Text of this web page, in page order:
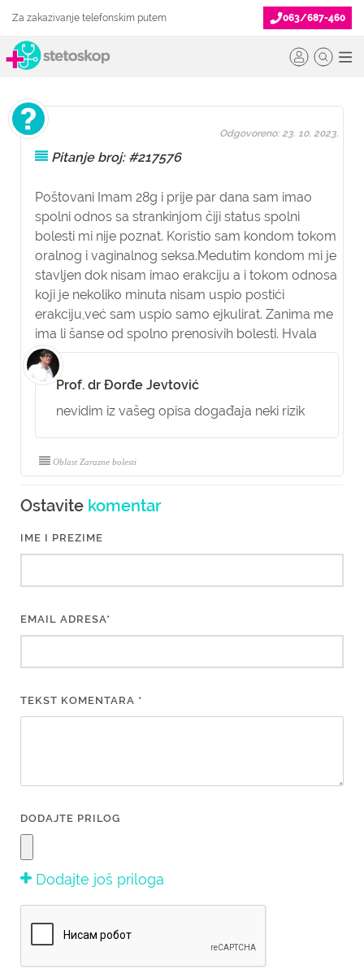
Za zakazivanje telefonskim putem 063/687-460
Pitanje broj: #217576
Poštovani Imam 28g i prije par dana sam imao
spolni odnos sa strankinjom čiji status spolni
bolesti mi nije poznat. Koristio sam kondom tokom
oralnog i vaginalnog seksa.Medutim kondom mi je
stavljen dok nisam imao erakciju a i tokom odnosa
koji je nekoliko minuta nisam uspio postići
erakciju,već sam uspio samo ejkulirat. Zanima me
ima li šanse od spolno prenosivih bolesti. Hvala
Odgovoreno: 23. 10. 2023.
Prof. dr Đorđe Jevtović
nevidim iz vašeg opisa događaja neki rizik
Oblast Zarazne bolesti
Ostavite komentar
IME I PREZIME
EMAIL ADRESA*
TEKST KOMENTARA *
DODAJTE PRILOG
Dodajte još priloga